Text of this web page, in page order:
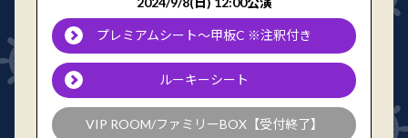
プレミアムシート～甲板C ※注釈付き
ルーキーシート
VIP ROOM/ファミリーBOX【受付終了】